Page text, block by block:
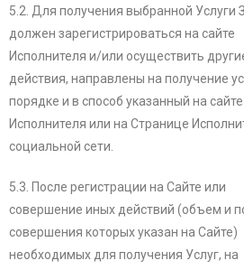
5.2. Для получения выбранной Услуги
должен зарегистрироваться на сайте
Исполнителя и/или осуществить
действия, направлены на получение
порядке и в способ указанный на сайте
Исполнителя или на Странице
социальной сети.
5.3. После регистрации на Сайте или
совершение иных действий (объем и
совершения которых указан на Сайте)
необходимых для получения Услуг, на